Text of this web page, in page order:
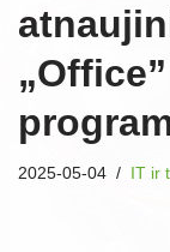
2025-05-04 IT ir